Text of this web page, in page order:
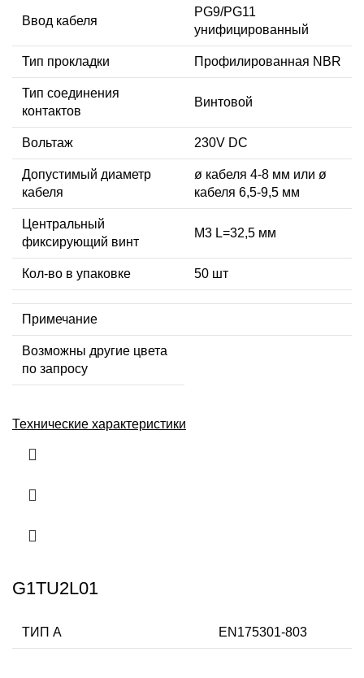
Ввод кабеля
PG9/PG11
унифицированный
Тип прокладки Профилированная NBR
Тип соединения
контактов
Винтовой
Вольтаж 230V DC
Допустимый диаметр
кабеля
ø кабеля 4-8 мм или ø
кабеля 6,5-9,5 мм
Центральный
фиксирующий винт
М3 L=32,5 мм
Кол-во в упаковке 50 шт
Примечание
Возможны другие цвета
по запросу
Технические характеристики
G1TU2L01
ТИП А EN175301-803